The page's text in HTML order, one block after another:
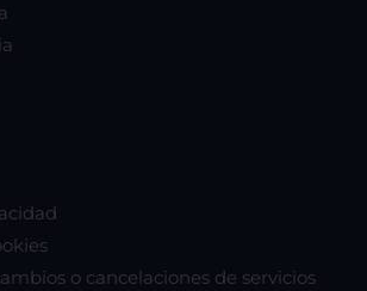
o cancelaciones de servicios